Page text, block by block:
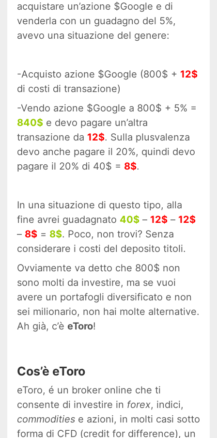
acquistare un’azione $Google e di
venderla con un guadagno del 5%,
avevo una situazione del genere:
-Acquisto azione $Google (800$ + 12$
di costi di transazione)
-Vendo azione $Google a 800$ + 5% =
840$ e devo pagare un’altra
transazione da 12$. Sulla plusvalenza
devo anche pagare il 20%, quindi devo
pagare il 20% di 40$ = 8$.
In una situazione di questo tipo, alla
fine avrei guadagnato 40$ – 12$ – 12$
– 8$ = 8$. Poco, non trovi? Senza
considerare i costi del deposito titoli.
Ovviamente va detto che 800$ non
sono molti da investire, ma se vuoi
avere un portafogli diversificato e non
sei milionario, non hai molte alternative.
Ah già, c’è eToro!
Cos’è eToro
eToro, é un broker online che ti
consente di investire in forex, indici,
commodities e azioni, in molti casi sotto
forma di CFD (credit for difference), un